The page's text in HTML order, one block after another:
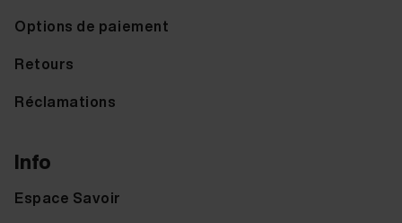
Options de paiement
Retours
Réclamations
Info
Espace Savoir